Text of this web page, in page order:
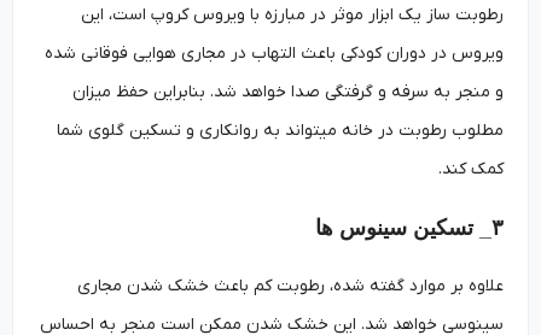
رطوبت ساز یک ابزار موثر در مبارزه با ویروس کروپ است، این
ویروس در دوران کودکی باعث التهاب در مجاری هوایی فوقانی شده
و منجر به سرفه و گرفتگی صدا خواهد شد. بنابراین حفظ میزان
مطلوب رطوبت در خانه می­تواند به روانکاری و تسکین گلوی شما
کمک کند.
علاوه بر موارد گفته شده، رطوبت کم باعث خشک شدن مجاری
سینوسی خواهد شد. این خشک شدن ممکن است منجر به احساس